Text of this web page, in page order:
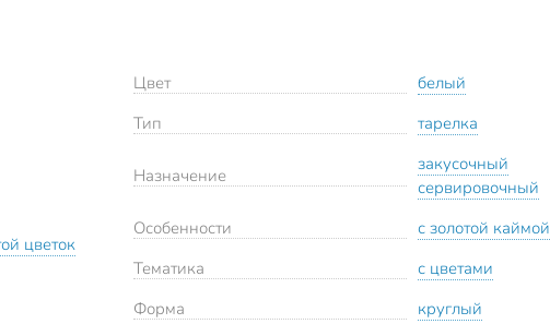
цветок
Цвет
белый
Тип
тарелка
Назначение
закусочный
сервировочный
Особенности
с золотой каймой
Тематика
с цветами
Форма
круглый